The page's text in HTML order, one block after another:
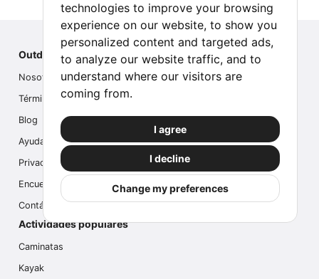
technologies to improve your browsing
experience on our website, to show you
personalized content and targeted ads,
to analyze our website traffic, and to
understand where our visitors are
coming from.
I agree
I decline
Change my preferences
Outdoor Index
Nosotros
Términos
Blog
Ayuda
Privacidad
Encuesta
Contáctanos
Actividades populares
Caminatas
Kayak